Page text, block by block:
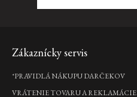
Zápätie
Zákaznícky servis
*PRAVIDLÁ NÁKUPU DARČEKOV
VRÁTENIE TOVARU A REKLAMÁCIE